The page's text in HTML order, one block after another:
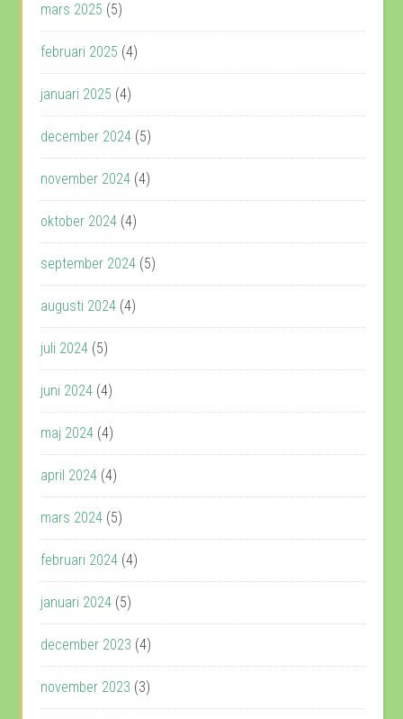
mars 2025 (5)
februari 2025 (4)
januari 2025 (4)
december 2024 (5)
november 2024 (4)
oktober 2024 (4)
september 2024 (5)
augusti 2024 (4)
juli 2024 (5)
juni 2024 (4)
maj 2024 (4)
april 2024 (4)
mars 2024 (5)
februari 2024 (4)
januari 2024 (5)
december 2023 (4)
november 2023 (3)